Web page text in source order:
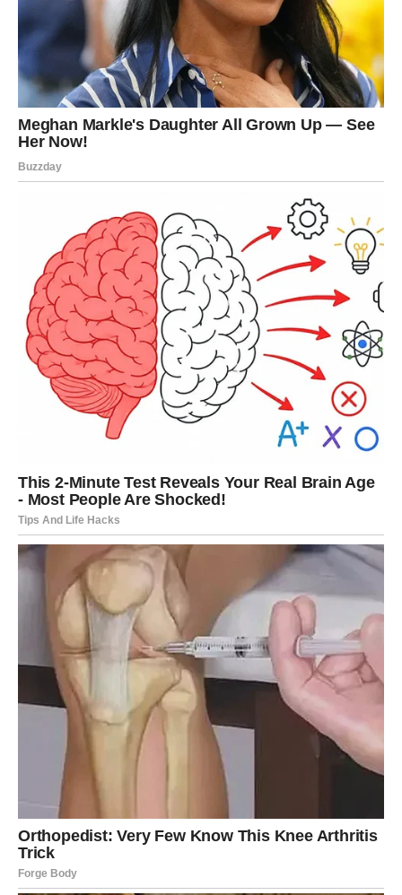
ste mislili. Prijateljstvo se može pretvoriti u ljubav, ili se
pojaviti osoba koja vas potpuno izbaci iz ravnoteže.
Sudbina vam poručuje: pusti kontrolu.
RIBE – Sudbina vam šapuće,
slušajte
Ribe ulaze u period pojačane intuicije. Naredni dani
donose snove, znakove i osećaje koji vas vode pravim
putem. Ciganska sudbina kaže da ste bliže sreći nego što
mislite.
U ljubavi, Ribe dobijaju ono što su dugo priželjkivale –
razumevanje, nežnost i mir. Slobodne Ribe mogu
započeti romantičnu priču koja deluje kao sudbina.
Verujte svom osećaju.